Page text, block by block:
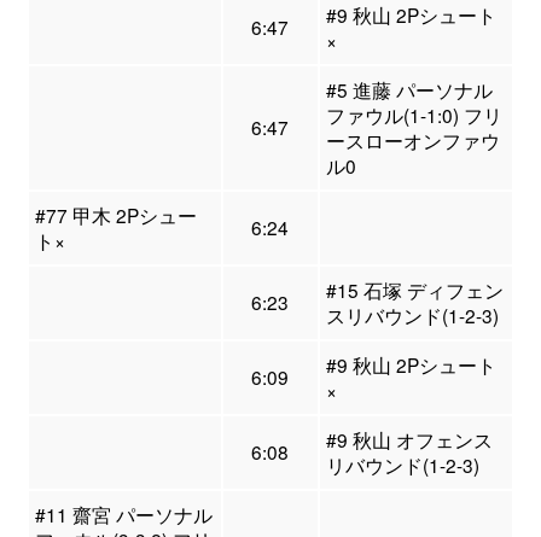
6:47
#9 秋山 2Pシュート
×
6:47
#5 進藤 パーソナル
ファウル(1-1:0) フリ
ースローオンファウ
ル0
#77 甲木 2Pシュー
ト×
6:24
6:23
#15 石塚 ディフェン
スリバウンド(1-2-3)
6:09
#9 秋山 2Pシュート
×
6:08
#9 秋山 オフェンス
リバウンド(1-2-3)
#11 齋宮 パーソナル